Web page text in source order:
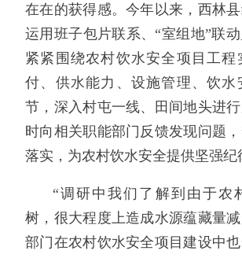
在在的获得感。今年以来，西林
运用班子包片联系、“室组地”联动
紧紧围绕农村饮水安全项目工程
付、供水能力、设施管理、饮水
节，深入村屯一线、田间地头进
时向相关职能部门反馈发现问题
落实，为农村饮水安全提供坚强纪
“调研中我们了解到由于农
树，很大程度上造成水源蕴藏量
部门在农村饮水安全项目建设中